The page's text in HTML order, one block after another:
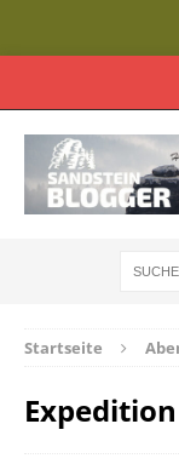
Startseite